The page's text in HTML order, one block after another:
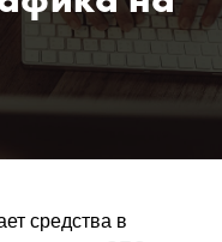
средства в